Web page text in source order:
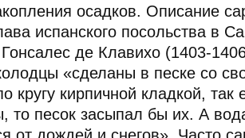
осадков. Описание
испанского посольства в
де Клавихо (1403-
«сделаны в песке со
кругу кирпичной кладкой,
то песок засыпал бы их. А